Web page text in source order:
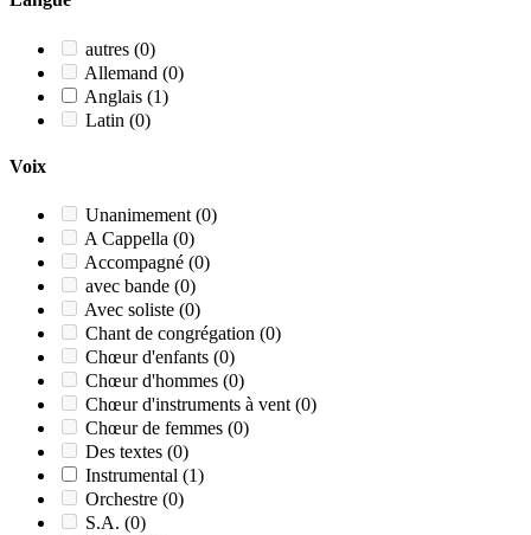
autres (0)
Allemand (0)
Anglais (1)
Latin (0)
Voix
Unanimement (0)
A Cappella (0)
Accompagné (0)
avec bande (0)
Avec soliste (0)
Chant de congrégation (0)
Chœur d'enfants (0)
Chœur d'hommes (0)
Chœur d'instruments à vent (0)
Chœur de femmes (0)
Des textes (0)
Instrumental (1)
Orchestre (0)
S.A. (0)